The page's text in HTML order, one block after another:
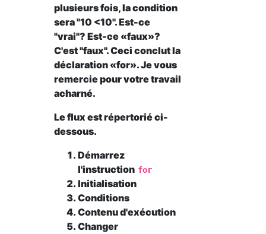
plusieurs fois, la condition
sera "10 <10". Est-ce
"vrai"? Est-ce «faux»?
C'est "faux". Ceci conclut la
déclaration «for». Je vous
remercie pour votre travail
acharné.
Le flux est répertorié ci-
dessous.
Démarrez
l'instruction for
Initialisation
Conditions
Contenu d'exécution
Changer